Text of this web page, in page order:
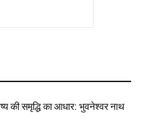
की समृद्धि का आधार: भुवनेश्वर नाथ